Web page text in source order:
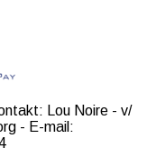
Lou Noire - v/
- E-mail: